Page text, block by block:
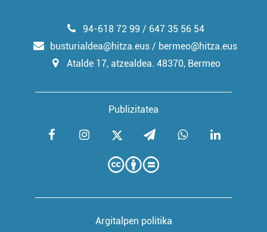
Publizitatea
94-618 72 99 / 647 35 56 54
busturialdea@hitza.eus / bermeo@hitza.eus
Atalde 17, atzealdea. 48370, Bermeo
Argitalpen politika